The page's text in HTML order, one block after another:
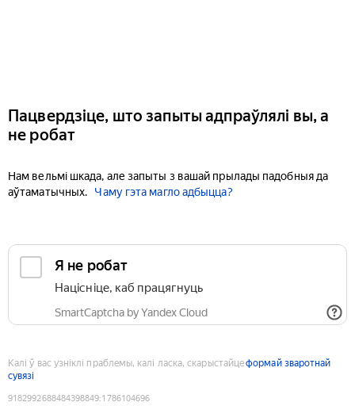
Пацвердзіце, што запыты адпраўлялі вы, а
не робат
Нам вельмі шкада, але запыты з вашай прылады падобныя да
аўтаматычных.
Чаму гэта магло адбыцца?
Я не робат
Націсніце, каб працягнуць
SmartCaptcha by Yandex Cloud
Калі ў вас узніклі праблемы, калі ласка, скарыстайцеформай зваротнай
сувязі
9182992688484398849:1786104696